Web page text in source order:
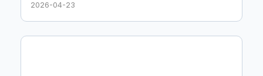
2026-04-23